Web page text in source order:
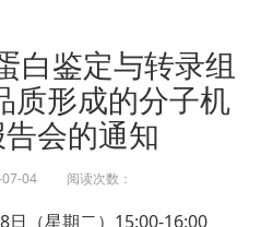
白鉴定与转录组
质形成的分子机
会的通知
07-04 阅读次数：
日（星期二）15:00-16:00